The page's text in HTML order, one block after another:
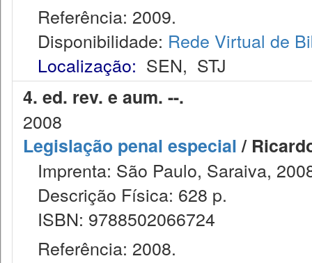
Referência: 2009.
Disponibilidade: Rede Virtual de
Localização: SEN, STJ
4. ed. rev. e aum. --.
2008
Legislação penal especial/
Imprenta: São Paulo, Saraiva,
Descrição Física: 628 p.
ISBN: 9788502066724
Referência: 2008.